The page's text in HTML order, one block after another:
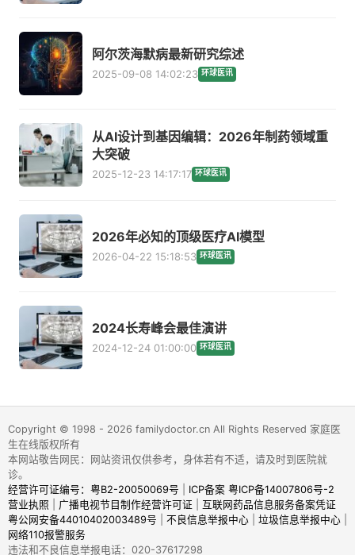
阿尔茨海默病最新研究综述
2025-09-08 14:02:23 环球医讯
从AI设计到基因编辑：2026年制药领域重
大突破
2025-12-23 14:17:17 环球医讯
2026年必知的顶级医疗AI模型
2026-04-22 15:18:53 环球医讯
2024长寿峰会最佳演讲
2024-12-24 01:00:00 环球医讯
Copyright © 1998 - 2026 familydoctor.cn All Rights Reserved 家庭医
生在线版权所有
本网站敬告网民：网站资讯仅供参考，身体若有不适，请及时到医院就
诊。
经营许可证编号：粤B2-20050069号
ICP备案 粤ICP备14007806号-2
营业执照
广播电视节目制作经营许可证
互联网药品信息服务备案凭证
粤公网安备44010402003489号
不良信息举报中心| 垃圾信息举报中心|
网络110报警服务
违法和不良信息举报电话：020-37617298